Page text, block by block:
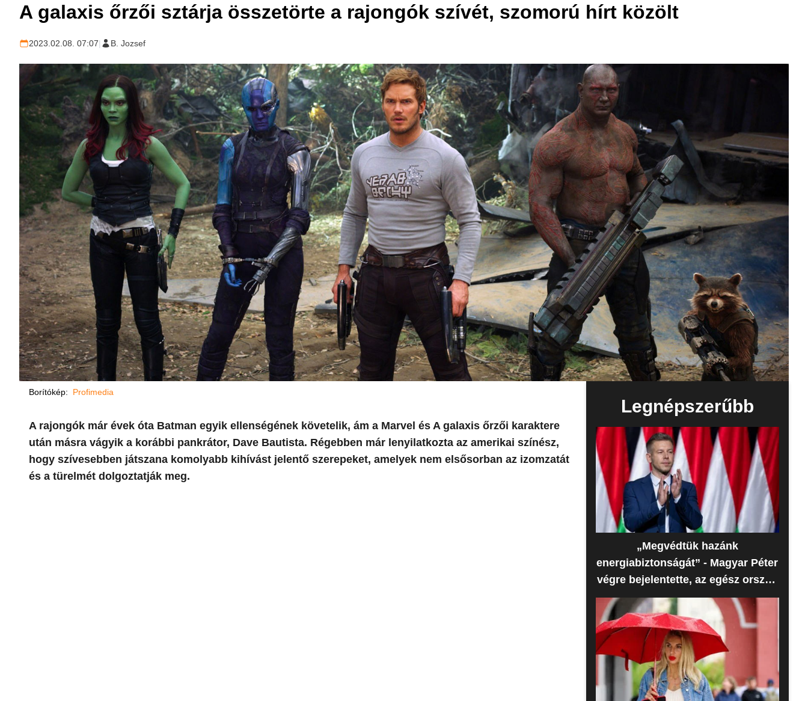
A galaxis őrzői sztárja összetörte a rajongók szívét, szomorú hírt közölt
2023.02.08. 07:07| B. Jozsef
Borítókép: Profimedia
A rajongók már évek óta Batman egyik ellenségének követelik, ám a Marvel és A galaxis őrzői karaktere
után másra vágyik a korábbi pankrátor, Dave Bautista. Régebben már lenyilatkozta az amerikai színész,
hogy szívesebben játszana komolyabb kihívást jelentő szerepeket, amelyek nem elsősorban az izomzatát
és a türelmét dolgoztatják meg.
Legnépszerűbb
„Megvédtük hazánk
energiabiztonságát” - Magyar Péter
végre bejelentette, az egész ország
erre várt